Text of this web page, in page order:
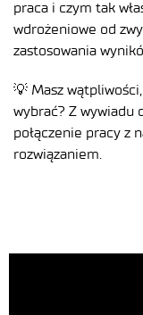
praca i czym tak
wdrożeniowe od
zastosowania
💡 Masz
wybrać? Z wywiadu
połączenie pracy z
rozwiązaniem.